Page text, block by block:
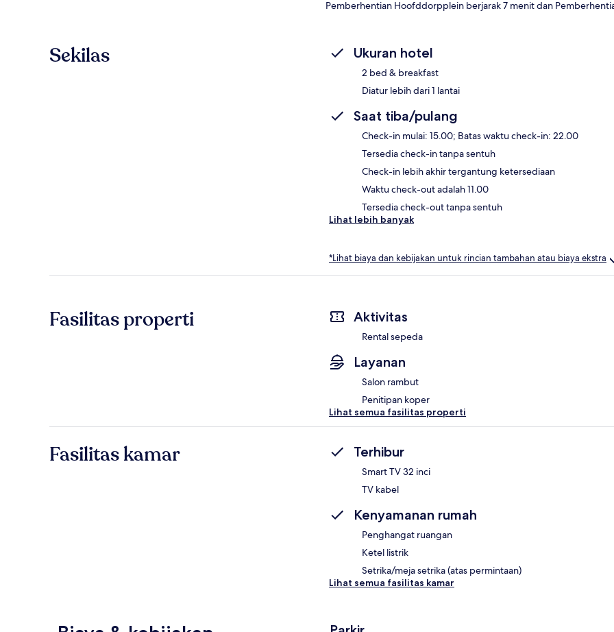
Pemberhentian Hoofddorpplein berjarak 7 menit dan
Sekilas Ukuran hotel
2 bed & breakfast
Diatur lebih dari 1 lantai
Saat tiba/pulang
Check-in mulai: 15.00; Batas waktu check-in: 22.00
Tersedia check-in tanpa sentuh
Check-in lebih akhir tergantung ketersediaan
Waktu check-out adalah 11.00
Tersedia check-out tanpa sentuh
Lihat lebih banyak
*Lihat biaya dan kebijakan untuk rincian tambahan atau biaya ekstra
Fasilitas properti Aktivitas
Rental sepeda
Layanan
Salon rambut
Penitipan koper
Lihat semua fasilitas properti
Fasilitas kamar Terhibur
Smart TV 32 inci
TV kabel
Kenyamanan rumah
Penghangat ruangan
Ketel listrik
Setrika/meja setrika (atas permintaan)
Lihat semua fasilitas kamar